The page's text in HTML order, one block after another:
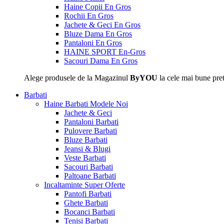
Haine Copii En Gros
Rochii En Gros
Jachete & Geci En Gros
Bluze Dama En Gros
Pantaloni En Gros
HAINE SPORT En-Gros
Sacouri Dama En Gros
Alege produsele de la Magazinul ByYOU la cele mai bune
Barbati
Haine Barbati Modele Noi
Jachete & Geci
Pantaloni Barbati
Pulovere Barbati
Bluze Barbati
Jeansi & Blugi
Veste Barbati
Sacouri Barbati
Paltoane Barbati
Incaltaminte Super Oferte
Pantofi Barbati
Ghete Barbati
Bocanci Barbati
Tenisi Barbati